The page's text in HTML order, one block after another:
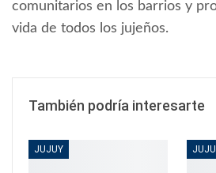
comunitarios en los barrios y
vida de todos los jujeños.
También podría interesarte
JUJUY